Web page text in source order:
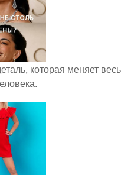
которая меняет весь